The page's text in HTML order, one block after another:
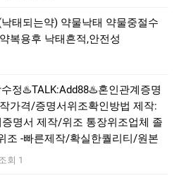
태되는약) 약물낙태 약물중절수
복용후 낙태흔적,안전성
정♨️TALK:Add88♨️혼인관계증명
가격/증명서위조확인방법 제작:
명서 제작/위조 통장위조업체 졸
조 -빠른제작/확실한퀄리티/원본
회 1